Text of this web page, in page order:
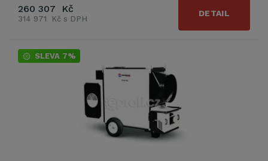
260 307 Kč
314 971 Kč s DPH
DETAIL
SLEVA 7%